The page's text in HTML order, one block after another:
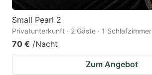
Small Pearl 2
Privatunterkunft · 2 Gäste · 1 Schlafzimmer
70 € /Nacht
Zum Angebot